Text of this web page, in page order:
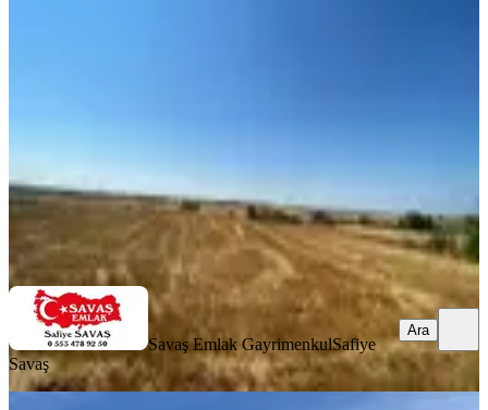
Savaş Emlak GayrimenkulSafiye Savaş
Ara
Savaş Emlak GayrimenkulSafiye
Savaş
Ara